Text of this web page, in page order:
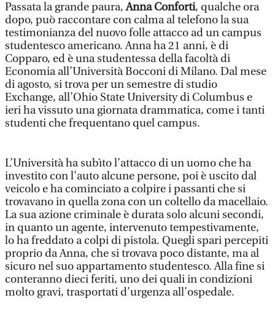
Passata la grande paura,Anna Conforti, qualche ora
dopo, può raccontare con calma al telefono la sua
testimonianza del nuovo folle attacco ad un campus
studentesco americano. Anna ha 21 anni, è di
Copparo, ed è una studentessa della facoltà di
Economia all’Università Bocconi di Milano. Dal mese
di agosto, si trova per un semestre di studio
Exchange, all’Ohio State University di Columbus e
ieri ha vissuto una giornata drammatica, come i tanti
studenti che frequentano quel campus.
L’Università ha subìto l’attacco di un uomo che ha
investito con l'auto alcune persone, poi è uscito dal
veicolo e ha cominciato a colpire i passanti che si
trovavano in quella zona con un coltello da macellaio.
La sua azione criminale è durata solo alcuni secondi,
in quanto un agente, intervenuto tempestivamente,
lo ha freddato a colpi di pistola. Quegli spari percepiti
proprio da Anna, che si trovava poco distante, ma al
sicuro nel suo appartamento studentesco. Alla fine si
conteranno dieci feriti, uno dei quali in condizioni
molto gravi, trasportati d’urgenza all’ospedale.